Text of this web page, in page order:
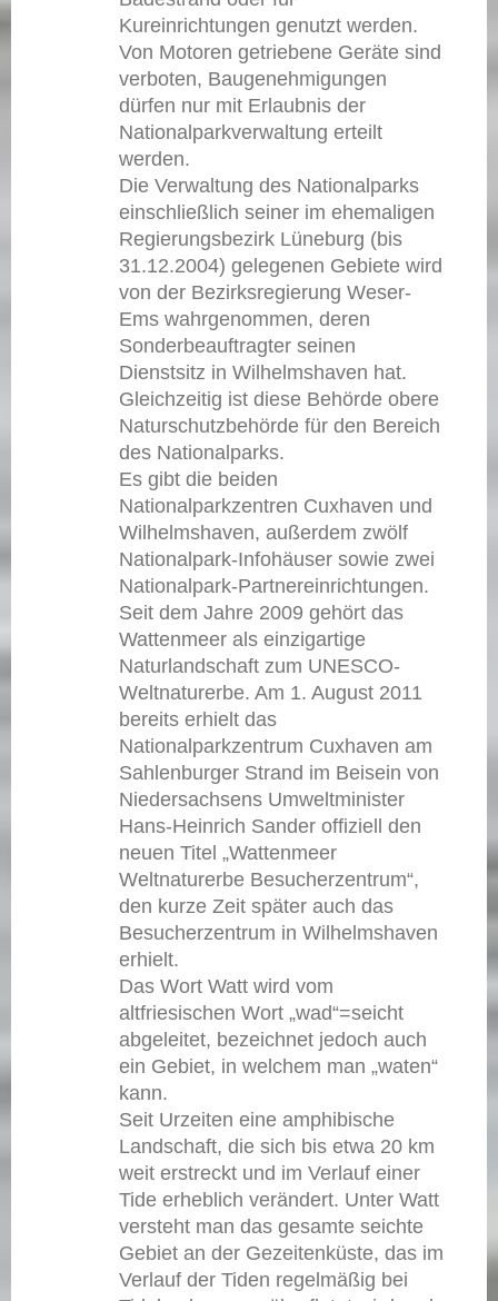
Kureinrichtungen genutzt werden.
Von Motoren getriebene Geräte sind
verboten, Baugenehmigungen
dürfen nur mit Erlaubnis der
Nationalparkverwaltung erteilt
werden.
Die Verwaltung des Nationalparks
einschließlich seiner im ehemaligen
Regierungsbezirk Lüneburg (bis
31.12.2004) gelegenen Gebiete wird
von der Bezirksregierung Weser-
Ems wahrgenommen, deren
Sonderbeauftragter seinen
Dienstsitz in Wilhelmshaven hat.
Gleichzeitig ist diese Behörde obere
Naturschutzbehörde für den Bereich
des Nationalparks.
Es gibt die beiden
Nationalparkzentren Cuxhaven und
Wilhelmshaven, außerdem zwölf
Nationalpark-Infohäuser sowie zwei
Nationalpark-Partnereinrichtungen.
Seit dem Jahre 2009 gehört das
Wattenmeer als einzigartige
Naturlandschaft zum UNESCO-
Weltnaturerbe. Am 1. August 2011
bereits erhielt das
Nationalparkzentrum Cuxhaven am
Sahlenburger Strand im Beisein von
Niedersachsens Umweltminister
Hans-Heinrich Sander offiziell den
neuen Titel „Wattenmeer
Weltnaturerbe Besucherzentrum“,
den kurze Zeit später auch das
Besucherzentrum in Wilhelmshaven
erhielt.
Das Wort Watt wird vom
altfriesischen Wort „wad“=seicht
abgeleitet, bezeichnet jedoch auch
ein Gebiet, in welchem man „waten“
kann.
Seit Urzeiten eine amphibische
Landschaft, die sich bis etwa 20 km
weit erstreckt und im Verlauf einer
Tide erheblich verändert. Unter Watt
versteht man das gesamte seichte
Gebiet an der Gezeitenküste, das im
Verlauf der Tiden regelmäßig bei